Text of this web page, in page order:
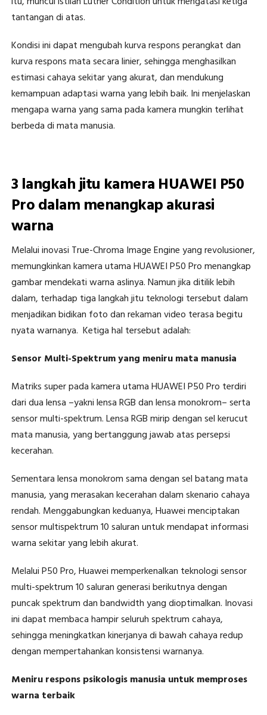
tantangan di atas.
Kondisi ini dapat mengubah kurva respons perangkat dan
kurva respons mata secara linier, sehingga menghasilkan
estimasi cahaya sekitar yang akurat, dan mendukung
kemampuan adaptasi warna yang lebih baik. Ini menjelaskan
mengapa warna yang sama pada kamera mungkin terlihat
berbeda di mata manusia.
3 langkah jitu kamera HUAWEI P50
Pro dalam menangkap akurasi
warna
Melalui inovasi True-Chroma Image Engine yang revolusioner,
memungkinkan kamera utama HUAWEI P50 Pro menangkap
gambar mendekati warna aslinya. Namun jika ditilik lebih
dalam, terhadap tiga langkah jitu teknologi tersebut dalam
menjadikan bidikan foto dan rekaman video terasa begitu
nyata warnanya. Ketiga hal tersebut adalah:
Sensor Multi-Spektrum yang meniru mata manusia
Matriks super pada kamera utama HUAWEI P50 Pro terdiri
dari dua lensa –yakni lensa RGB dan lensa monokrom– serta
sensor multi-spektrum. Lensa RGB mirip dengan sel kerucut
mata manusia, yang bertanggung jawab atas persepsi
kecerahan.
Sementara lensa monokrom sama dengan sel batang mata
manusia, yang merasakan kecerahan dalam skenario cahaya
rendah. Menggabungkan keduanya, Huawei menciptakan
sensor multispektrum 10 saluran untuk mendapat informasi
warna sekitar yang lebih akurat.
Melalui P50 Pro, Huawei memperkenalkan teknologi sensor
multi-spektrum 10 saluran generasi berikutnya dengan
puncak spektrum dan bandwidth yang dioptimalkan. Inovasi
ini dapat membaca hampir seluruh spektrum cahaya,
sehingga meningkatkan kinerjanya di bawah cahaya redup
dengan mempertahankan konsistensi warnanya.
Meniru respons psikologis manusia untuk memproses
warna terbaik